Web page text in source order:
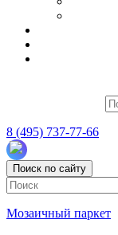
8 (495) 737-77-66
Поиск по сайту
Мозаичный паркет